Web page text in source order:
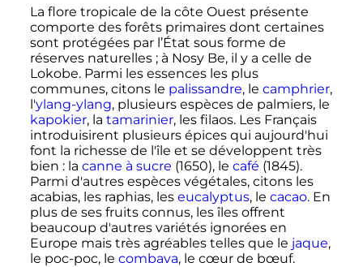
La flore tropicale de la côte Ouest présente
comporte des forêts primaires dont certaines
sont protégées par l’État sous forme de
réserves naturelles ; à Nosy Be, il y a celle de
Lokobe. Parmi les essences les plus
communes, citons le palissandre, le camphrier,
l'ylang-ylang, plusieurs espèces de palmiers, le
kapokier, la tamarinier, les filaos. Les Français
introduisirent plusieurs épices qui aujourd'hui
font la richesse de l'île et se développent très
bien : la canne à sucre (1650), le café (1845).
Parmi d'autres espèces végétales, citons les
acabias, les raphias, les eucalyptus, le cacao. En
plus de ses fruits connus, les îles offrent
beaucoup d'autres variétés ignorées en
Europe mais très agréables telles que le jaque,
le poc-poc, le combava, le cœur de bœuf.